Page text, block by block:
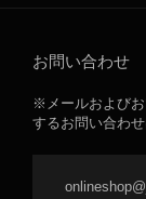
お問い合わせ
※メールおよび
するお問い合わ